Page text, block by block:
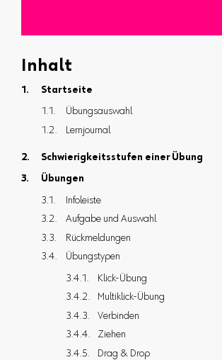
Inhalt
Startseite
Übungsauswahl
Lernjournal
Schwierigkeitsstufen einer Übung
Übungen
Infoleiste
Aufgabe und Auswahl
Rückmeldungen
Übungstypen
Klick-Übung
Multiklick-Übung
Verbinden
Ziehen
Drag & Drop